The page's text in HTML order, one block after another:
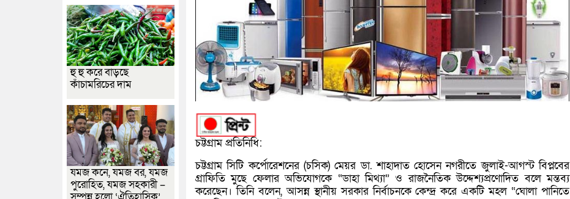
চট্টগ্রাম প্রতিনিধি:
চট্টগ্রাম সিটি কর্পোরেশনের (চসিক) মেয়র ডা. শাহাদাত হোসেন নগরীতে জুলাই-আগস্ট বিপ্লবের
গ্রাফিতি মুছে ফেলার অভিযোগকে “ডাহা মিথ্যা” ও রাজনৈতিক উদ্দেশ্যপ্রণোদিত বলে মন্তব্য
করেছেন। তিনি বলেন, আসন্ন স্থানীয় সরকার নির্বাচনকে কেন্দ্র করে একটি মহল “ঘোলা পানিতে
হু হু করে বাড়ছে
কাঁচামরিচের দাম
যমজ কনে, যমজ বর, যমজ
পুরোহিত, যমজ সহকারী –